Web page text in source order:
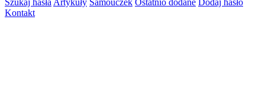
Szukaj hasła Artykuły Samouczek Ostatnio dodane Dodaj hasło
Kontakt